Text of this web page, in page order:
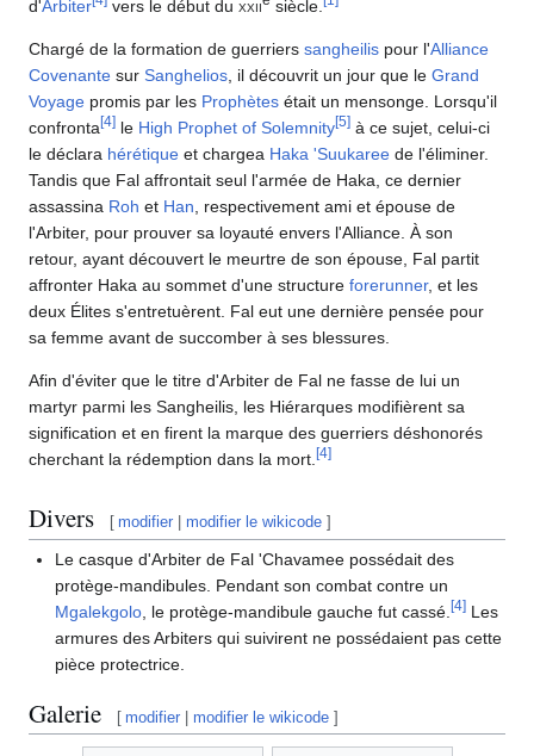
d'Arbiter vers le début du xxii siècle.
Chargé de la formation de guerriers sangheilis pour l'Alliance
Covenante sur Sanghelios , il découvrit un jour que le Grand
Voyage promis par les Prophètes était un mensonge. Lorsqu'il
confronta [4] le High Prophet of Solemnity[5] à ce sujet, celui-ci
le déclara hérétique et chargea Haka 'Suukaree de l'éliminer.
Tandis que Fal affrontait seul l'armée de Haka, ce dernier
assassina Roh et Han , respectivement ami et épouse de
l'Arbiter, pour prouver sa loyauté envers l'Alliance. À son
retour, ayant découvert le meurtre de son épouse, Fal partit
affronter Haka au sommet d'une structure forerunner, et les
deux Élites s'entretuèrent. Fal eut une dernière pensée pour
sa femme avant de succomber à ses blessures.
Afin d'éviter que le titre d'Arbiter de Fal ne fasse de lui un
martyr parmi les Sangheilis, les Hiérarques modifièrent sa
signification et en firent la marque des guerriers déshonorés
cherchant la rédemption dans la mort. [4]
Divers [ modifier |modifier le wikicode ]
Le casque d'Arbiter de Fal 'Chavamee possédait des
protège-mandibules. Pendant son combat contre un
Mgalekgolo , le protège-mandibule gauche fut cassé.[4] Les
armures des Arbiters qui suivirent ne possédaient pas cette
pièce protectrice.
Galerie [ modifier |modifier le wikicode ]